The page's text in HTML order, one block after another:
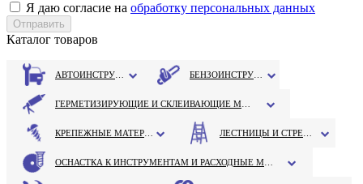
Я даю согласие на обработку персональных данных
Каталог товаров